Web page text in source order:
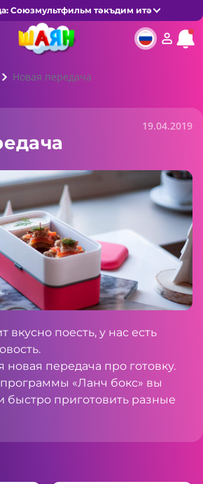
Союзмультфильм тәкъдим итә
Новая передача
19.04.2019
вкусно поесть, у нас есть
новая передача про готовку.
«Ланч бокс» вы
быстро приготовить разные